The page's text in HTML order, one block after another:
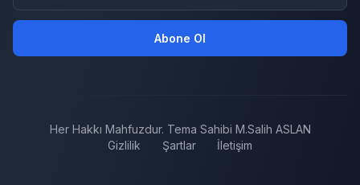
Abone Ol
Her Hakkı Mahfuzdur. Tema Sahibi M.Salih ASLAN
Gizlilik
Şartlar İletişim